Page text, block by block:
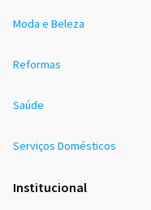
Moda e Beleza
Reformas
Saúde
Serviços Domésticos
Institucional